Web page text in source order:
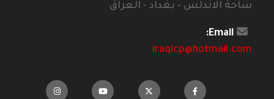
ساحة الاندلس - بغداد - العراق
Email:
iraqicp@hotmail.com